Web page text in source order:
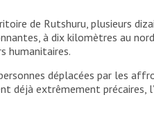
de Rutshuru, plusieurs
à dix kilomètres au
humanitaires.
déplacées par les
déjà extrêmement précaires,